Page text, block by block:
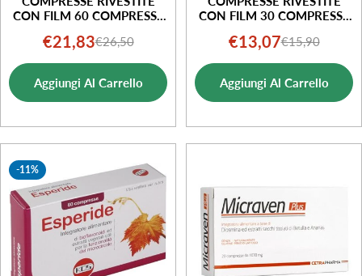
CON FILM 60 COMPRESSE
Prezzo
di
vendita
€21,83Prezzo
normale
€26,50
Aggiungi Al Carrello
CON FILM 30 COMPRESSE
Prezzo
di
vendita
€13,07Prezzo
normale
€15,90
Aggiungi Al Carrello
-11%